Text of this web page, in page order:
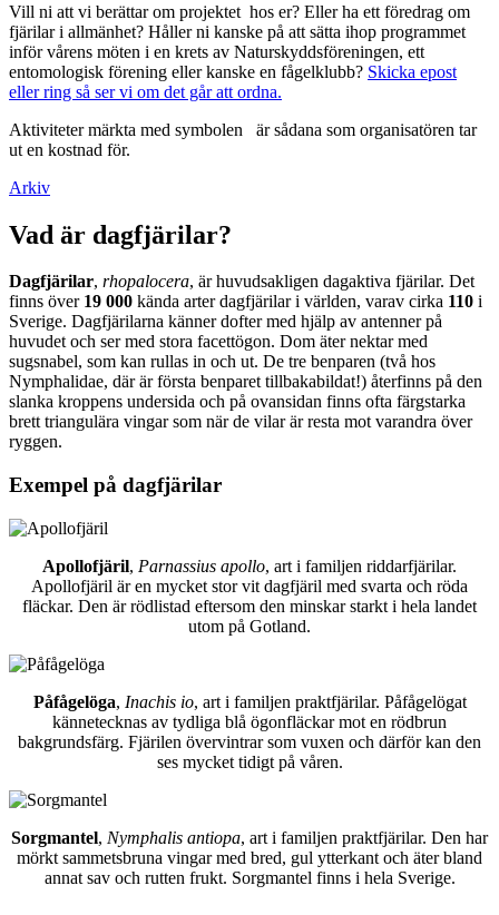
Vill ni att vi berättar om projektet hos er? Eller ha ett föredrag om
fjärilar i allmänhet? Håller ni kanske på att sätta ihop programmet
inför vårens möten i en krets av Naturskyddsföreningen, ett
entomologisk förening eller kanske en fågelklubb? Skicka epost
eller ring så ser vi om det går att ordna.
Aktiviteter märkta med symbolen
är sådana som organisatören tar
ut en kostnad för.
Arkiv
Vad är dagfjärilar?
Dagfjärilar, rhopalocera, är huvudsakligen dagaktiva fjärilar. Det
finns över 19 000 kända arter dagfjärilar i världen, varav cirka 110 i
Sverige. Dagfjärilarna känner dofter med hjälp av antenner på
huvudet och ser med stora facettögon. Dom äter nektar med
sugsnabel, som kan rullas in och ut. De tre benparen (två hos
Nymphalidae, där är första benparet tillbakabildat!) återfinns på den
slanka kroppens undersida och på ovansidan finns ofta färgstarka
brett triangulära vingar som när de vilar är resta mot varandra över
ryggen.
Exempel på dagfjärilar
Apollofjäril, Parnassius apollo, art i familjen riddarfjärilar.
Apollofjäril är en mycket stor vit dagfjäril med svarta och röda
fläckar. Den är rödlistad eftersom den minskar starkt i hela landet
utom på Gotland.
Påfågelöga, Inachis io, art i familjen praktfjärilar. Påfågelögat
kännetecknas av tydliga blå ögonfläckar mot en rödbrun
bakgrundsfärg. Fjärilen övervintrar som vuxen och därför kan den
ses mycket tidigt på våren.
Sorgmantel, Nymphalis antiopa, art i familjen praktfjärilar. Den har
mörkt sammetsbruna vingar med bred, gul ytterkant och äter bland
annat sav och rutten frukt. Sorgmantel finns i hela Sverige.